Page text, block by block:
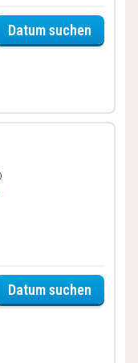
Datum suchen
Datum suchen